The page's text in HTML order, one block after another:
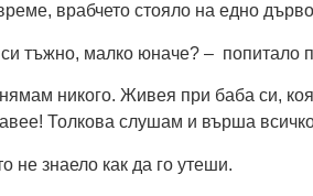
врабчето стояло на едно
тъжно, малко юначе? – попитало
никого. Живея при баба си,
Толкова слушам и върша
не знаело как да го утеши.